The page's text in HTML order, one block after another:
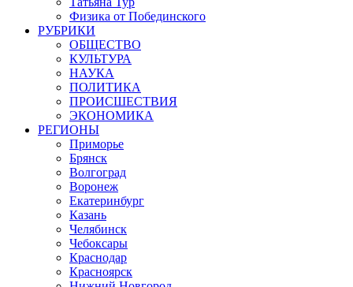
Физика от Побединского
РУБРИКИ
ОБЩЕСТВО
КУЛЬТУРА
НАУКА
ПОЛИТИКА
ПРОИСШЕСТВИЯ
ЭКОНОМИКА
РЕГИОНЫ
Приморье
Брянск
Волгоград
Воронеж
Екатеринбург
Казань
Челябинск
Чебоксары
Краснодар
Красноярск